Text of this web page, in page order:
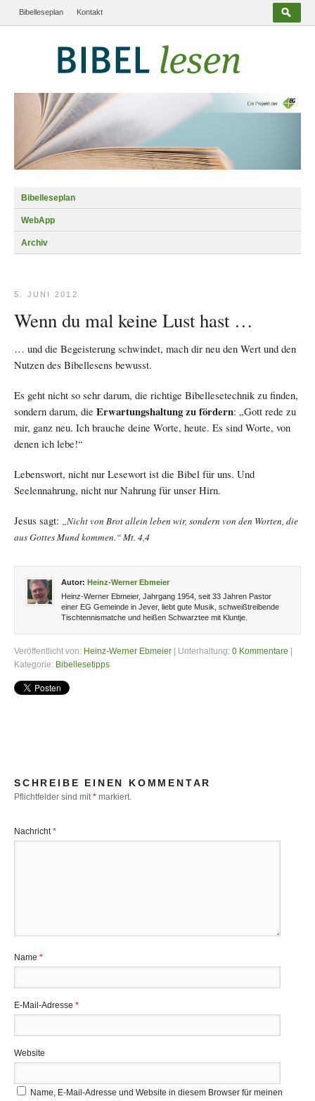
Bibelleseplan Kontakt
Bibelleseplan
WebApp
Archiv
5. JUNI 2012
Wenn du mal keine Lust hast …
… und die Begeisterung schwindet, mach dir neu den Wert und den
Nutzen des Bibellesens bewusst.
Es geht nicht so sehr darum, die richtige Bibellesetechnik zu finden,
sondern darum, die Erwartungshaltung zu fördern: „Gott rede zu
mir, ganz neu. Ich brauche deine Worte, heute. Es sind Worte, von
denen ich lebe!“
Lebenswort, nicht nur Lesewort ist die Bibel für uns. Und
Seelennahrung, nicht nur Nahrung für unser Hirn.
Jesus sagt: „Nicht von Brot allein leben wir, sondern von den Worten, die
aus Gottes Mund kommen.“ Mt. 4,4
Autor: Heinz-Werner Ebmeier
Heinz-Werner Ebmeier, Jahrgang 1954, seit 33 Jahren Pastor
einer EG Gemeinde in Jever, liebt gute Musik, schweißtreibende
Tischtennismatche und heißen Schwarztee mit Kluntje.
Veröffentlicht von: Heinz-Werner Ebmeier | Unterhaltung: 0 Kommentare |
Kategorie: Bibellesetipps
SCHREIBE EINEN KOMMENTAR
Pflichtfelder sind mit * markiert.
Nachricht*
Name *
E-Mail-Adresse *
Website
Name, E-Mail-Adresse und Website in diesem Browser für meinen